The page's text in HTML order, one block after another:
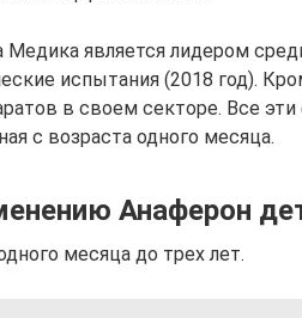
является лидером
испытания (2018 год).
в своем секторе. Все
с возраста одного месяца.
Анаферон
месяца до трех лет.